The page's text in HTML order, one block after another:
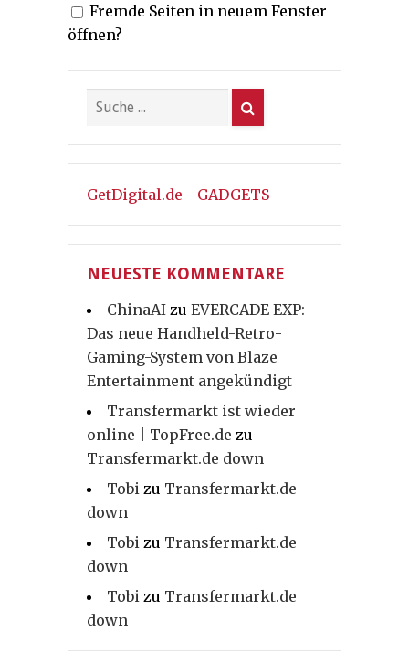
Fremde Seiten in neuem Fenster
öffnen?
GetDigital.de - GADGETS
NEUESTE KOMMENTARE
ChinaAI zu EVERCADE EXP:
Das neue Handheld-Retro-
Gaming-System von Blaze
Entertainment angekündigt
Transfermarkt ist wieder
online | TopFree.de zu
Transfermarkt.de down
Tobi zu Transfermarkt.de
down
Tobi zu Transfermarkt.de
down
Tobi zu Transfermarkt.de
down